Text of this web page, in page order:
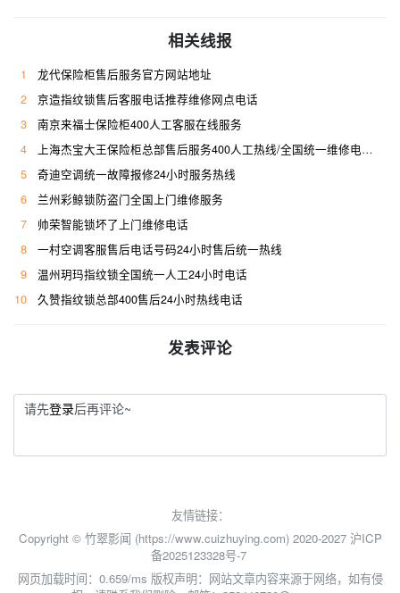
相关线报
1
龙代保险柜售后服务官方网站地址
2
京造指纹锁售后客服电话推荐维修网点电话
3
南京来福士保险柜400人工客服在线服务
4
上海杰宝大王保险柜总部售后服务400人工热线/全国统一维修电话是多少
5
奇迪空调统一故障报修24小时服务热线
6
兰州彩鲸锁防盗门全国上门维修服务
7
帅荣智能锁坏了上门维修电话
8
一村空调客服售后电话号码24小时售后统一热线
9
温州玥玛指纹锁全国统一人工24小时电话
10
久赞指纹锁总部400售后24小时热线电话
发表评论
请先登录后再评论~
友情链接：
Copyright © 竹翠影闻 (https://www.cuizhuying.com) 2020-2027 沪ICP
备2025123328号-7
网页加载时间：0.659/ms 版权声明：网站文章内容来源于网络，如有侵